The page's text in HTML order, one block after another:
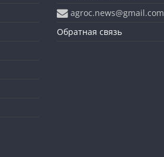
agroc.news@gmail.com
Обратная связь